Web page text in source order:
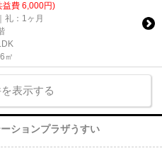
益費 6,000円)
礼：1ヶ月
㎡
表示する
ションプラザうすい